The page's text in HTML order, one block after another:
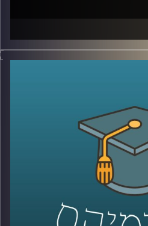
במחזותינו ומהווה
הנחקרים והמואשמים
לבצע את מעשיהם ואיך
את עצמם
בנוסף מציג איל את
במחלה ציבורית זו